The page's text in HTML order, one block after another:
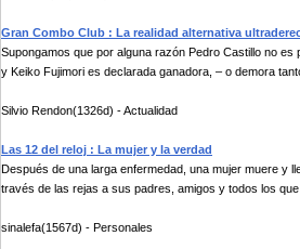
Gran Combo Club : La realidad alternativa
Supongamos que por alguna razón Pedro Castillo no
y Keiko Fujimori es declarada ganadora, – o demora
Silvio Rendon(1326d) - Actualidad
Las 12 del reloj : La mujer y la verdad
Después de una larga enfermedad, una mujer muere y
través de las rejas a sus padres, amigos y todos los
sinalefa(1567d) - Personales